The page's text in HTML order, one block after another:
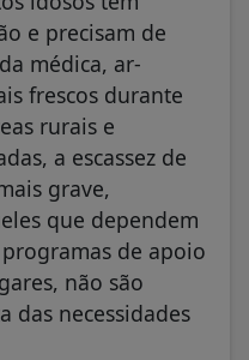
e precisam de
médica, ar-
frescos durante
rurais e
a escassez de
grave,
que dependem
de apoio
não são
das necessidades